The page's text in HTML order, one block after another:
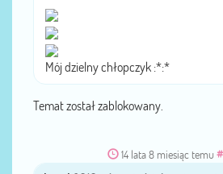
Mój dzielny chłopczyk :*:*
Temat został zablokowany.
14 lata 8 miesiąc temu